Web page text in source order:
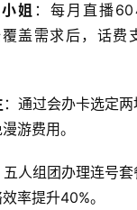
姐 ：每月直播
盖需求后，话费
：通过会办卡选定
游费用。
五人组团办理连号
率提升40%。